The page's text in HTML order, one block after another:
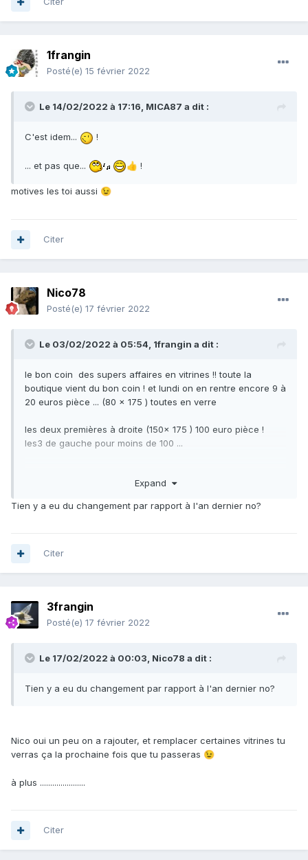
1frangin
Posté(e) 15 février 2022
Le 14/02/2022 à 17:16, MICA87 a dit :
C'est idem... !
... et pas que... 👍 !
motives les toi aussi 😉
Citer
Nico78
Posté(e) 17 février 2022
Le 03/02/2022 à 05:54, 1frangin a dit :
le bon coin des supers affaires en vitrines !! toute la
boutique vient du bon coin ! et lundi on en rentre encore 9 à
20 euros pièce ... (80 x 175 ) toutes en verre
les deux premières à droite (150x 175 ) 100 euro pièce !
les3 de gauche pour moins de 100 ...
Expand
Tien y a eu du changement par rapport à l'an dernier no?
Citer
3frangin
Posté(e) 17 février 2022
Le 17/02/2022 à 00:03, Nico78 a dit :
Tien y a eu du changement par rapport à l'an dernier no?
Nico oui un peu on a rajouter, et remplacer certaines vitrines tu
verras ça la prochaine fois que tu passeras 😉
à plus ......................
Citer